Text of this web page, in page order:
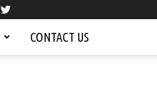
CONTACT US